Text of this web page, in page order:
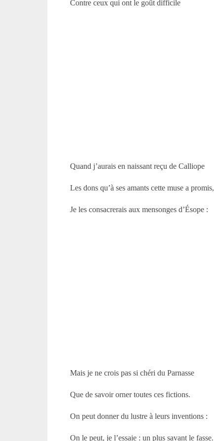
Contre ceux qui ont le goût difficile
Quand j’aurais en naissant reçu de Calliope
Les dons qu’à ses amants cette muse a promis,
Je les consacrerais aux mensonges d’Ésope :
Mais je ne crois pas si chéri du Parnasse
Que de savoir orner toutes ces fictions.
On peut donner du lustre à leurs inventions :
On le peut, je l’essaie : un plus savant le fasse.